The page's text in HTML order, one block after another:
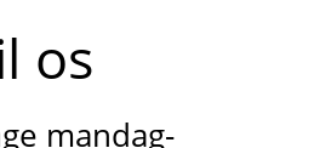
os
mandag-